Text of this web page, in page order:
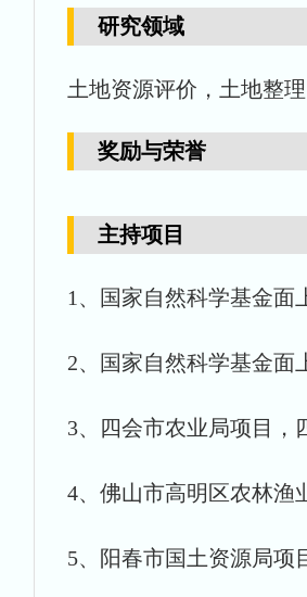
研究领域
土地资源评价，土地整理
奖励与荣誉
主持项目
1、国家自然科学基金面
2、国家自然科学基金面
3、四会市农业局项目，
4、佛山市高明区农林渔
5、阳春市国土资源局项